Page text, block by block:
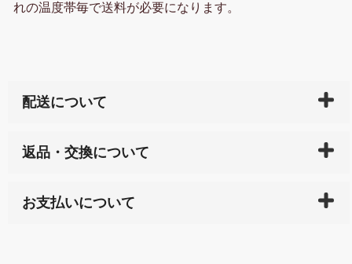
れの温度帯毎で送料が必要になります。
配送について
天ペイ」の方はご注文受付後）、 長崎県下全域に点在
サイト内で購入された商品の送料は、こちらの
全国送
返品・交換について
または配送途中の 事故などで不都合が生じている場合
お支払いについて